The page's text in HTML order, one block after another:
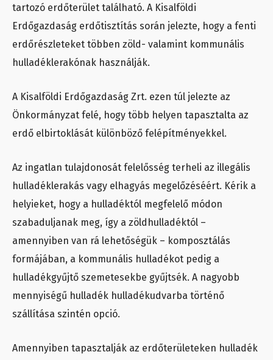
tartozó erdőterület található. A Kisalföldi
Erdőgazdaság erdőtisztítás során jelezte, hogy a fenti
erdőrészleteket többen zöld- valamint kommunális
hulladéklerakónak használják.
A Kisalföldi Erdőgazdaság Zrt. ezen túl jelezte az
Önkormányzat felé, hogy több helyen tapasztalta az
erdő elbirtoklását különböző felépítményekkel.
Az ingatlan tulajdonosát felelősség terheli az illegális
hulladéklerakás vagy elhagyás megelőzéséért. Kérik a
helyieket, hogy a hulladéktól megfelelő módon
szabaduljanak meg, így a zöldhulladéktól –
amennyiben van rá lehetőségük – komposztálás
formájában, a kommunális hulladékot pedig a
hulladékgyűjtő szemetesekbe gyűjtsék. A nagyobb
mennyiségű hulladék hulladékudvarba történő
szállítása szintén opció.
Amennyiben tapasztalják az erdőterületeken hulladék